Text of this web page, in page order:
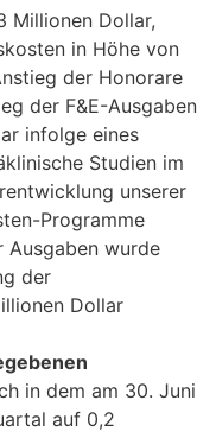
Millionen Dollar,
in Höhe von
der Honorare
der F&E-Ausgaben
infolge eines
Studien im
unserer
Programme
Ausgaben wurde
der
Dollar
in dem am 30. Juni
auf 0,2